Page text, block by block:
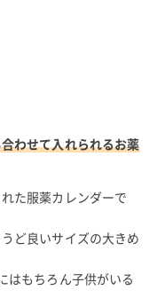
わせて入れられるお薬
た服薬カレンダーで
ど良いサイズの大きめ
はもちろん子供がいる